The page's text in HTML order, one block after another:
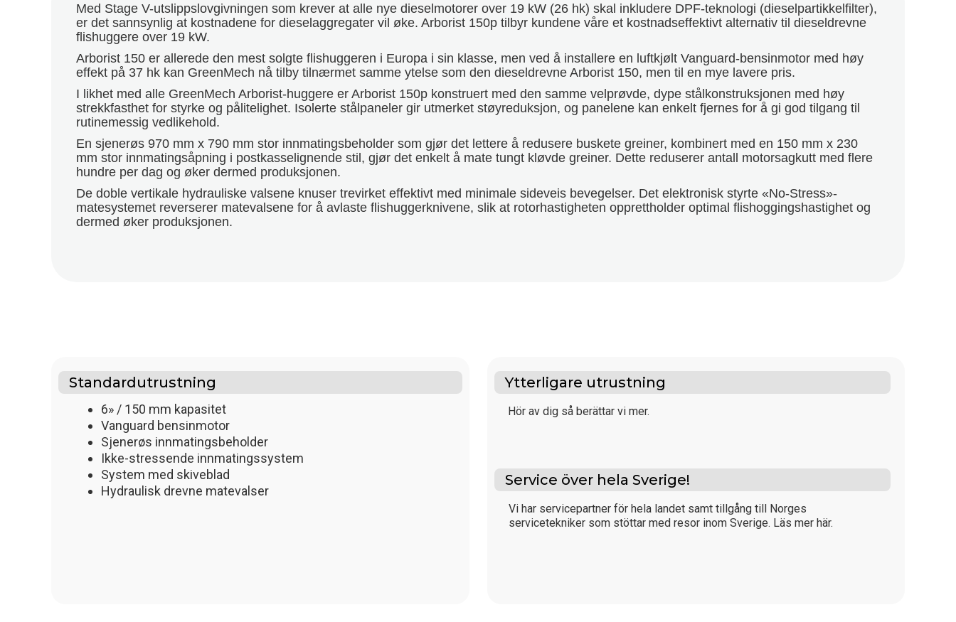
Med Stage V-utslippslovgivningen som krever at alle nye dieselmotorer over 19 kW (26 hk) skal inkludere DPF-teknologi (dieselpartikkelfilter),
er det sannsynlig at kostnadene for dieselaggregater vil øke. Arborist 150p tilbyr kundene våre et kostnadseffektivt alternativ til dieseldrevne
flishuggere over 19 kW.
Arborist 150 er allerede den mest solgte flishuggeren i Europa i sin klasse, men ved å installere en luftkjølt Vanguard-bensinmotor med høy
effekt på 37 hk kan GreenMech nå tilby tilnærmet samme ytelse som den dieseldrevne Arborist 150, men til en mye lavere pris.
I likhet med alle GreenMech Arborist-huggere er Arborist 150p konstruert med den samme velprøvde, dype stålkonstruksjonen med høy
strekkfasthet for styrke og pålitelighet. Isolerte stålpaneler gir utmerket støyreduksjon, og panelene kan enkelt fjernes for å gi god tilgang til
rutinemessig vedlikehold.
En sjenerøs 970 mm x 790 mm stor innmatingsbeholder som gjør det lettere å redusere buskete greiner, kombinert med en 150 mm x 230
mm stor innmatingsåpning i postkasselignende stil, gjør det enkelt å mate tungt kløvde greiner. Dette reduserer antall motorsagkutt med flere
hundre per dag og øker dermed produksjonen.
De doble vertikale hydrauliske valsene knuser trevirket effektivt med minimale sideveis bevegelser. Det elektronisk styrte «No-Stress»-
matesystemet reverserer matevalsene for å avlaste flishuggerknivene, slik at rotorhastigheten opprettholder optimal flishoggingshastighet og
dermed øker produksjonen.
Standardutrustning
6» / 150 mm kapasitet
Vanguard bensinmotor
Sjenerøs innmatingsbeholder
Ikke-stressende innmatingssystem
System med skiveblad
Hydraulisk drevne matevalser
Ytterligare utrustning
Hör av dig så berättar vi mer.
Service över hela Sverige!
Vi har servicepartner för hela landet samt tillgång till Norges
servicetekniker som stöttar med resor inom Sverige. Läs mer här.